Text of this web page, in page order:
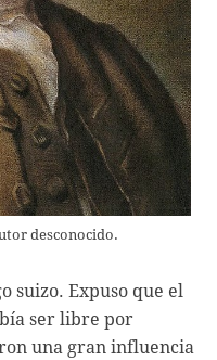
desconocido.
suizo. Expuso que el
ser libre por
una gran influencia